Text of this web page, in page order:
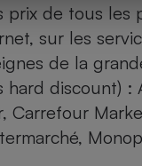
prix de tous les
sur les
de la
hard discount) :
Carrefour